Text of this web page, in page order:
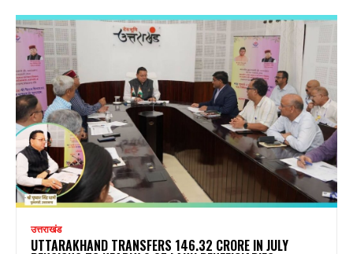
उत्तराखंड
UTTARAKHAND TRANSFERS ₹146.32 CRORE IN JULY